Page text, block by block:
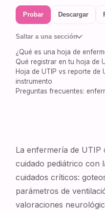
Probar Descargar
Saltar a una sección
¿Qué es una hoja de
Qué registrar en tu hoja de
Hoja de UTIP vs reporte de
instrumento
Preguntas frecuentes:
La enfermería de UTIP
cuidado pediátrico con
cuidados críticos:
parámetros de
valoraciones